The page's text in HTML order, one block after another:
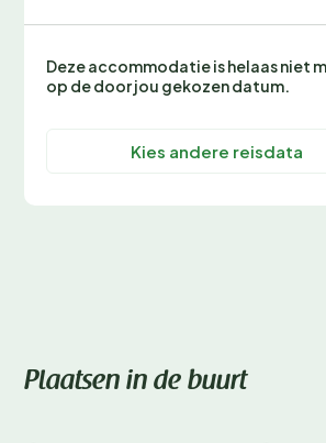
Deze accommodatie is helaas niet
op de door jou gekozen datum.
Kies andere reisdata
Plaatsen in de buurt